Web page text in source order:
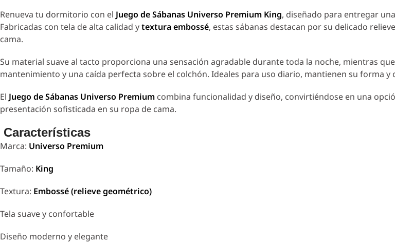
Renueva tu dormitorio con el Juego de Sábanas Universo Premium King, diseñado para entregar
Fabricadas con tela de alta calidad ytextura embossé, estas sábanas destacan por su delicado
cama.
Su material suave al tacto proporciona una sensación agradable durante toda la noche, mientras
mantenimiento y una caída perfecta sobre el colchón. Ideales para uso diario, mantienen su forma y
El Juego de Sábanas Universo Premium combina funcionalidad y diseño, convirtiéndose en una
presentación sofisticada en su ropa de cama.
Características
Marca: Universo Premium
Tamaño: King
Textura: Embossé (relieve geométrico)
Tela suave y confortable
Diseño moderno y elegante